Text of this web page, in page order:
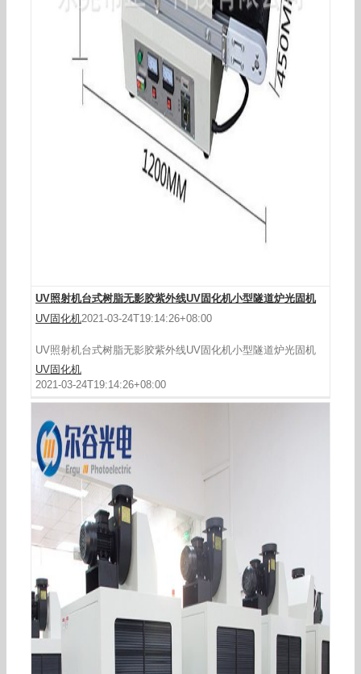
UV照射机台式树脂无影胶紫外线UV固化机小型隧道炉光固机
UV固化机2021-03-24T19:14:26+08:00
UV照射机台式树脂无影胶紫外线UV固化机小型隧道炉光固机
UV固化机
2021-03-24T19:14:26+08:00
升级-紫外线UV烘干机流水线UV固化机台式UV隧
道炉UV光固机6/12kw